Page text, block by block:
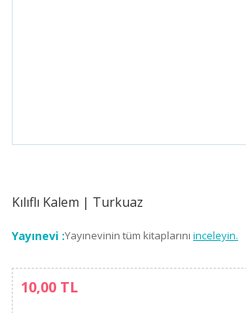
Kılıflı Kalem | Turkuaz
Yayınevi :Yayınevinin tüm kitaplarını inceleyin.
10,00 TL